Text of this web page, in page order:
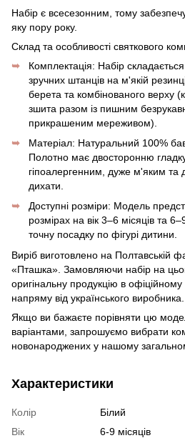
Набір є всесезонним, тому
яку пору року.
Склад та особливості святкового
Комплектація: Набір
зручних штанців на м'якій
берета та комбінованого верху
зшита разом із пишним
прикрашеним мереживом).
Матеріал: Натуральний 100%
Полотно має двосторонню
гіпоалергенним, дуже м'яким та
дихати.
Доступні розміри: Модель
розмірах на вік 3–6 місяців та
точну посадку по фігурі дитини.
Виріб виготовлено на Полтавській
«Пташка». Замовляючи набір на
оригінальну продукцію в офіційному
напряму від українського виробника.
Якщо ви бажаєте порівняти цю
варіантами, запрошуємо вибрати
новонароджених у нашому
Характеристики
Колір
Білий
Вік
6-9 місяців